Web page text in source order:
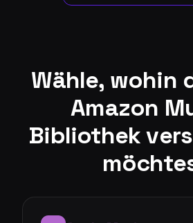
Wähle, wohin
Amazon
Bibliothek